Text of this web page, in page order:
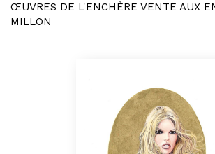
ŒUVRES DE L'ENCHÈRE VENTE AUX
MILLON